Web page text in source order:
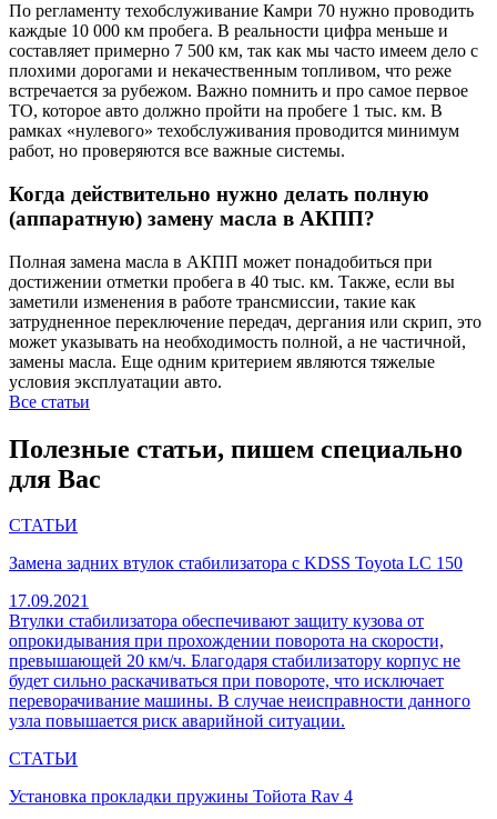
По регламенту техобслуживание Камри 70 нужно проводить
каждые 10 000 км пробега. В реальности цифра меньше и
составляет примерно 7 500 км, так как мы часто имеем дело с
плохими дорогами и некачественным топливом, что реже
встречается за рубежом. Важно помнить и про самое первое
ТО, которое авто должно пройти на пробеге 1 тыс. км. В
рамках «нулевого» техобслуживания проводится минимум
работ, но проверяются все важные системы.
Когда действительно нужно делать полную
(аппаратную) замену масла в АКПП?
Полная замена масла в АКПП может понадобиться при
достижении отметки пробега в 40 тыс. км. Также, если вы
заметили изменения в работе трансмиссии, такие как
затрудненное переключение передач, дергания или скрип, это
может указывать на необходимость полной, а не частичной,
замены масла. Еще одним критерием являются тяжелые
условия эксплуатации авто.
Все статьи
Полезные статьи, пишем специально
для Вас
СТАТЬИ
Замена задних втулок стабилизатора с KDSS Toyota LC 150
17.09.2021
Втулки стабилизатора обеспечивают защиту кузова от
опрокидывания при прохождении поворота на скорости,
превышающей 20 км/ч. Благодаря стабилизатору корпус не
будет сильно раскачиваться при повороте, что исключает
переворачивание машины. В случае неисправности данного
узла повышается риск аварийной ситуации.
СТАТЬИ
Установка прокладки пружины Тойота Rav 4